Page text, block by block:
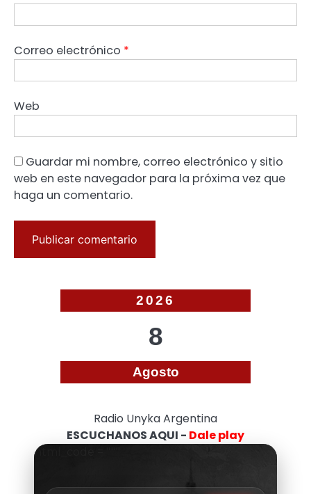
Correo electrónico *
Web
Guardar mi nombre, correo electrónico y sitio
web en este navegador para la próxima vez que
haga un comentario.
2026
8
Agosto
Radio Unyka Argentina
ESCUCHANOS AQUI - Dale play